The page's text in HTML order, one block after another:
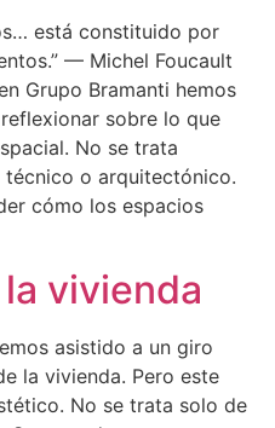
está constituido por
— Michel Foucault
Grupo Bramanti hemos
sobre lo que
No se trata
o arquitectónico.
cómo los espacios
vivienda
asistido a un giro
la vivienda. Pero este
No se trata solo de